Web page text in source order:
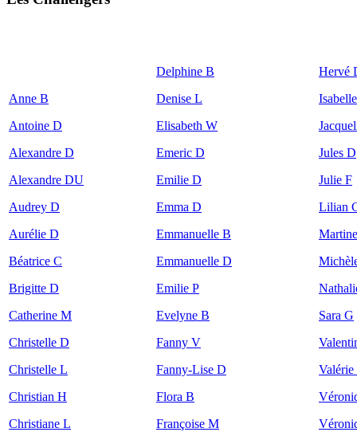
Anne B
Antoine D
Alexandre D
Alexandre DU
Audrey D
Aurélie D
Béatrice C
Brigitte D
Catherine M
Christelle D
Christelle L
Christian H
Christiane L
Delphine B
Denise L
Elisabeth W
Emeric D
Emilie D
Emma D
Emmanuelle B
Emmanuelle D
Emilie P
Evelyne B
Fanny V
Fanny-Lise D
Flora B
Françoise M
Hervé
Jules D
Julie F
Lilian
Sara G